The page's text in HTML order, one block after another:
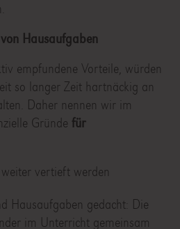
Hausaufgaben
empfundene Vorteile, würden
so langer Zeit hartnäckig an
Daher nennen wir im
Gründe für
vertieft werden
Hausaufgaben gedacht: Die
im Unterricht gemeinsam